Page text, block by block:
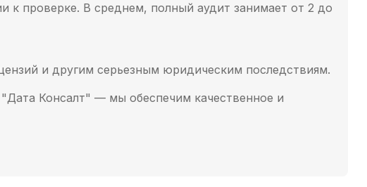
к проверке. В среднем, полный аудит занимает от 2 до
и другим серьезным юридическим последствиям.
Консалт" — мы обеспечим качественное и